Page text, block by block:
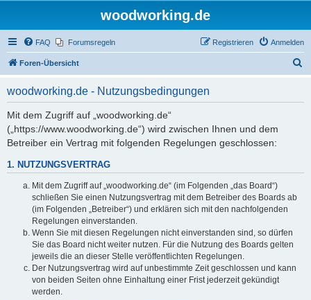
woodworking.de
FAQ Forumsregeln Anmelden
Registrieren
Foren-Übersicht
woodworking.de - Nutzungsbedingungen
Mit dem Zugriff auf „woodworking.de“
(„https://www.woodworking.de“) wird zwischen Ihnen und dem
Betreiber ein Vertrag mit folgenden Regelungen geschlossen:
1. NUTZUNGSVERTRAG
Mit dem Zugriff auf „woodworking.de“ (im Folgenden „das Board“)
schließen Sie einen Nutzungsvertrag mit dem Betreiber des Boards ab
(im Folgenden „Betreiber“) und erklären sich mit den nachfolgenden
Regelungen einverstanden.
Wenn Sie mit diesen Regelungen nicht einverstanden sind, so dürfen
Sie das Board nicht weiter nutzen. Für die Nutzung des Boards gelten
jeweils die an dieser Stelle veröffentlichten Regelungen.
Der Nutzungsvertrag wird auf unbestimmte Zeit geschlossen und kann
von beiden Seiten ohne Einhaltung einer Frist jederzeit gekündigt
werden.